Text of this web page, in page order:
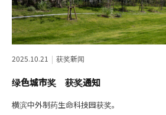
2025.10.21 获奖新闻
绿色城市奖 获奖通知
横滨中外制药生命科技园获奖。